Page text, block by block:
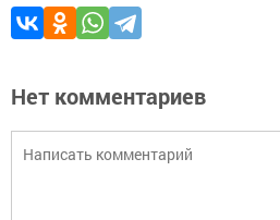
Нет комментариев